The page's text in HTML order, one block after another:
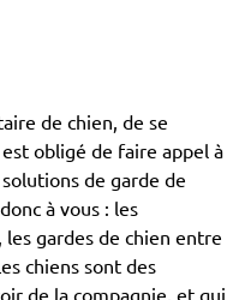
de chien, de se
obligé de faire appel à
de garde de
à vous : les
gardes de chien entre
chiens sont des
de la compagnie, et qui